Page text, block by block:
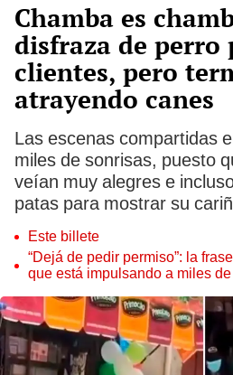
Chamba es
disfraza de perro
clientes, pero
atrayendo canes
Las escenas compartidas
miles de sonrisas, puesto
veían muy alegres e
patas para mostrar su
Este billete
“Dejá de pedir permiso”: la
que está impulsando a miles